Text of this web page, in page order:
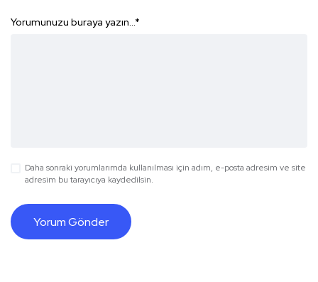
Yorumunuzu buraya yazın...*
Daha sonraki yorumlarımda kullanılması için adım, e-posta adresim ve site
adresim bu tarayıcıya kaydedilsin.